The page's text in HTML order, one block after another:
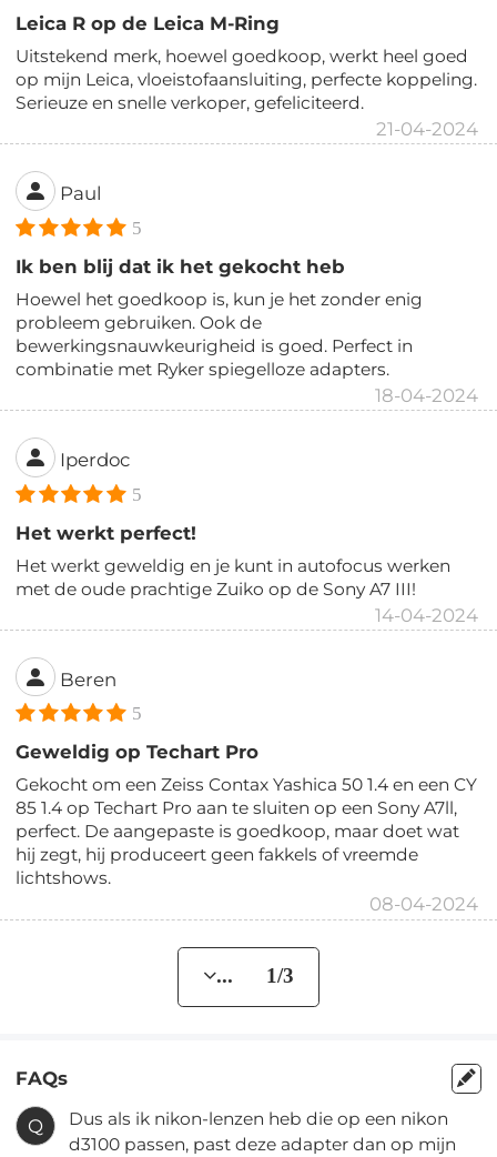
Leica R op de Leica M-Ring
Uitstekend merk, hoewel goedkoop, werkt heel goed
op mijn Leica, vloeistofaansluiting, perfecte koppeling.
Serieuze en snelle verkoper, gefeliciteerd.
21-04-2024
Paul
5
Ik ben blij dat ik het gekocht heb
Hoewel het goedkoop is, kun je het zonder enig
probleem gebruiken. Ook de
bewerkingsnauwkeurigheid is goed. Perfect in
combinatie met Ryker spiegelloze adapters.
18-04-2024
Iperdoc
5
Het werkt perfect!
Het werkt geweldig en je kunt in autofocus werken
met de oude prachtige Zuiko op de Sony A7 III!
14-04-2024
Beren
5
Geweldig op Techart Pro
Gekocht om een Zeiss Contax Yashica 50 1.4 en een CY
85 1.4 op Techart Pro aan te sluiten op een Sony A7ll,
perfect. De aangepaste is goedkoop, maar doet wat
hij zegt, hij produceert geen fakkels of vreemde
lichtshows.
08-04-2024
... 1/3
FAQs
Q
Dus als ik nikon-lenzen heb die op een nikon
d3100 passen, past deze adapter dan op mijn